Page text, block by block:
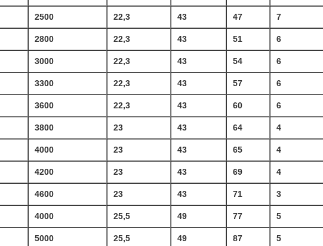
2500 22,3 43 47 7
2800 22,3 43 51 6
3000 22,3 43 54 6
3300 22,3 43 57 6
3600 22,3 43 60 6
3800 23 43 64 4
4000 23 43 65 4
4200 23 43 69 4
4600 23 43 71 3
4000 25,5 49 77 5
5000 25,5 49 87 5